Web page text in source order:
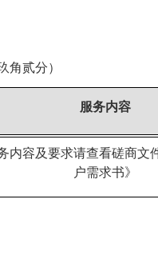
角贰分）
服务内容
内容及要求请查看磋商文
户需求书》